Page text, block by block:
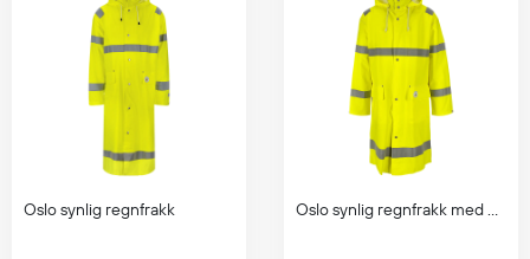
Oslo synlig regnfrakk Oslo synlig regnfrakk med glidelås